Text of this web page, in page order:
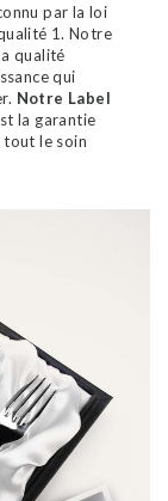
par la loi
1. Notre
qualité
qui
Notre Label
la garantie
tout le soin